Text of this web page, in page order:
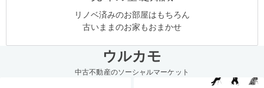
リノベ済みのお部屋はもちろん
古いままのお家もおまかせ
ウルカモ
中古不動産のソーシャルマーケット